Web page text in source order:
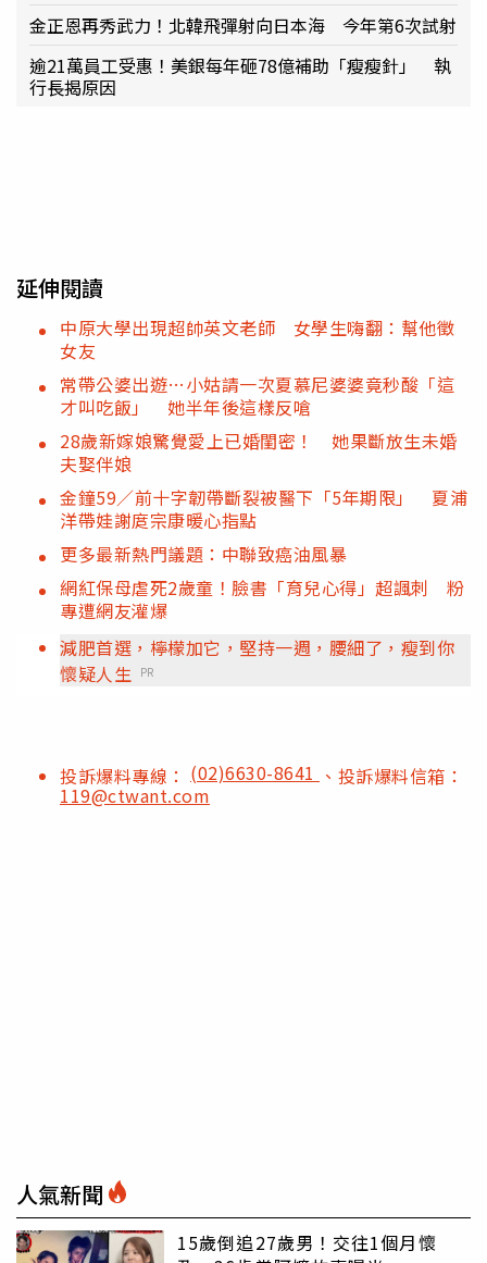
金正恩再秀武力！北韓飛彈射向日本海 今年第6次試射
逾21萬員工受惠！美銀每年砸78億補助「瘦瘦針」 執
行長揭原因
延伸閱讀
中原大學出現超帥英文老師 女學生嗨翻：幫他徵
女友
常帶公婆出遊…小姑請一次夏慕尼婆婆竟秒酸「這
才叫吃飯」 她半年後這樣反嗆
28歲新嫁娘驚覺愛上已婚閨密！ 她果斷放生未婚
夫娶伴娘
金鐘59／前十字韌帶斷裂被醫下「5年期限」 夏浦
洋帶娃謝庹宗康暖心指點
更多最新熱門議題：中聯致癌油風暴
網紅保母虐死2歲童！臉書「育兒心得」超諷刺 粉
專遭網友灌爆
減肥首選，檸檬加它，堅持一週，腰細了，瘦到你
懷疑人生 PR
投訴爆料專線： (02)6630-8641 、投訴爆料信箱：
119@ctwant.com
人氣新聞
15歲倒追27歲男！交往1個月懷